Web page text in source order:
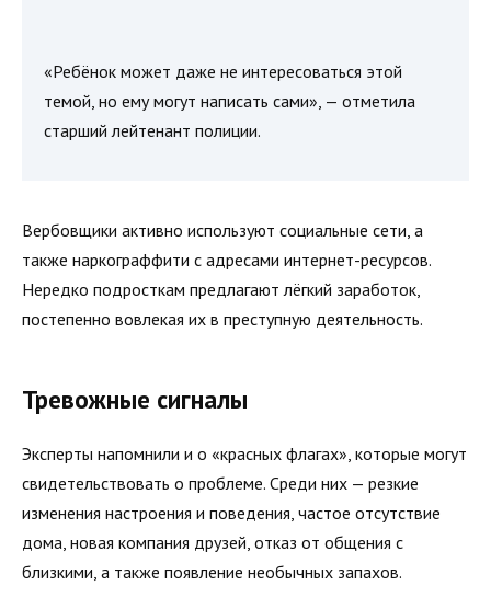
«Ребёнок может даже не интересоваться этой
темой, но ему могут написать сами», — отметила
старший лейтенант полиции.
Вербовщики активно используют социальные сети, а
также наркограффити с адресами интернет-ресурсов.
Нередко подросткам предлагают лёгкий заработок,
постепенно вовлекая их в преступную деятельность.
Тревожные сигналы
Эксперты напомнили и о «красных флагах», которые могут
свидетельствовать о проблеме. Среди них — резкие
изменения настроения и поведения, частое отсутствие
дома, новая компания друзей, отказ от общения с
близкими, а также появление необычных запахов.